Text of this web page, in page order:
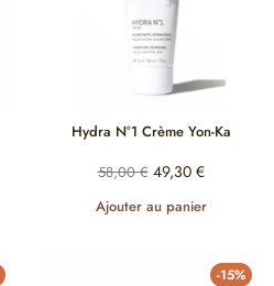
Hydra N°1 Crème Yon-Ka
58,00€ 49,30 €
Ajouter au panier
-15%